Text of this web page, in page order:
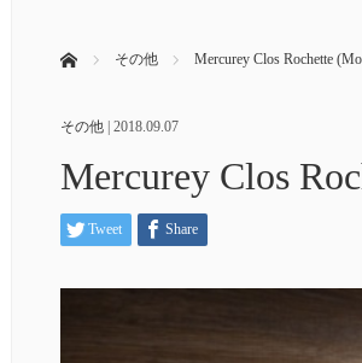
ホーム その他 Mercurey Clos Rochette
その他 2018.09.07
Mercurey Clos
Tweet Share